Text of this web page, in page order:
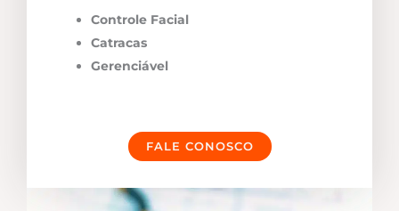
Controle Facial
Catracas
Gerenciável
FALE CONOSCO